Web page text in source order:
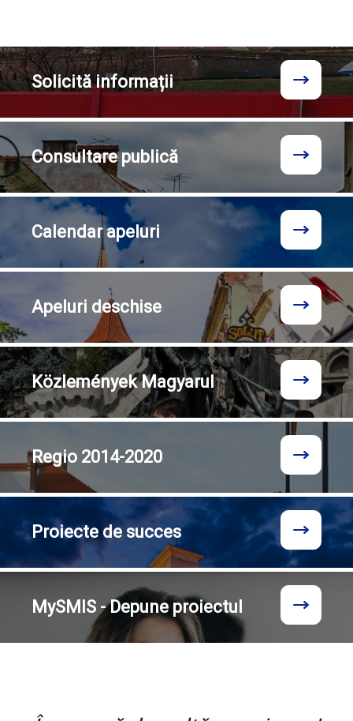
Solicităinformații
Consultarepublică
Calendarapeluri
Apeluri deschise
KözleményekMagyarul
Regio 2014-2020
Proiecte de succes
MySMIS - Depune proiectul